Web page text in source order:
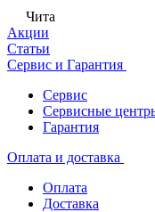
Чита
Акции
Статьи
Сервис и Гарантия
Сервис
Сервисные
Гарантия
Оплата и доставка
Оплата
Доставка